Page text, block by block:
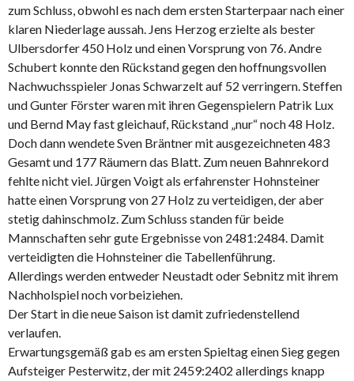
zum Schluss, obwohl es nach dem ersten Starterpaar nach einer
klaren Niederlage aussah. Jens Herzog erzielte als bester
Ulbersdorfer 450 Holz und einen Vorsprung von 76. Andre
Schubert konnte den Rückstand gegen den hoffnungsvollen
Nachwuchsspieler Jonas Schwarzelt auf 52 verringern. Steffen
und Gunter Förster waren mit ihren Gegenspielern Patrik Lux
und Bernd May fast gleichauf, Rückstand „nur“ noch 48 Holz.
Doch dann wendete Sven Bräntner mit ausgezeichneten 483
Gesamt und 177 Räumern das Blatt. Zum neuen Bahnrekord
fehlte nicht viel. Jürgen Voigt als erfahrenster Hohnsteiner
hatte einen Vorsprung von 27 Holz zu verteidigen, der aber
stetig dahinschmolz. Zum Schluss standen für beide
Mannschaften sehr gute Ergebnisse von 2481:2484. Damit
verteidigten die Hohnsteiner die Tabellenführung.
Allerdings werden entweder Neustadt oder Sebnitz mit ihrem
Nachholspiel noch vorbeiziehen.
Der Start in die neue Saison ist damit zufriedenstellend
verlaufen.
Erwartungsgemäß gab es am ersten Spieltag einen Sieg gegen
Aufsteiger Pesterwitz, der mit 2459:2402 allerdings knapp